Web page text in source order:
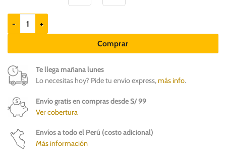
NEXGARD SPECTRA Antipulgas perros de 30-60kg cantidad
Comprar
Te llega mañana lunes
Lo necesitas hoy? Pide tu envío express,más info.
Envío gratis en compras desde S/ 99
Ver cobertura
Envíos a todo el Perú (costo adicional)
Más información